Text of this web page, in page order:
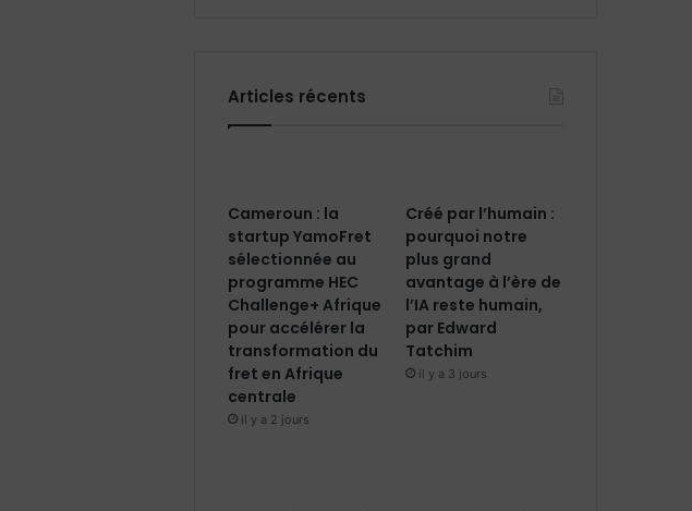
Articles récents
Cameroun : la
startup YamoFret
sélectionnée au
programme HEC
Challenge+ Afrique
pour accélérer la
transformation du
fret en Afrique
centrale
il y a 2 jours
Créé par l’humain :
pourquoi notre
plus grand
avantage à l’ère de
l’IA reste humain,
par Edward
Tatchim
il y a 3 jours